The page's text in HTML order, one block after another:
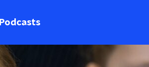
Podcasts